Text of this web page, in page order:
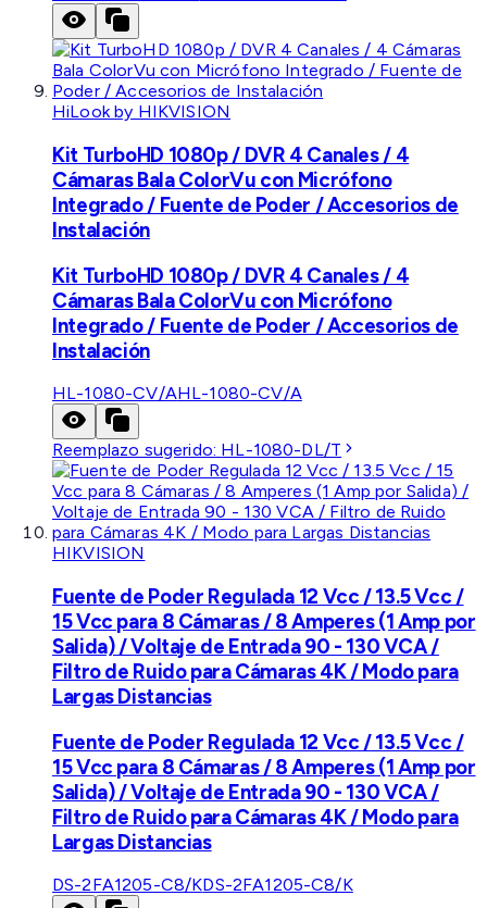
HiLook by HIKVISION
Kit TurboHD 1080p / DVR 4 Canales / 4
Cámaras Bala ColorVu con Micrófono
Integrado / Fuente de Poder / Accesorios de
Instalación
Kit TurboHD 1080p / DVR 4 Canales / 4
Cámaras Bala ColorVu con Micrófono
Integrado / Fuente de Poder / Accesorios de
Instalación
HL-1080-CV/AHL-1080-CV/A
Reemplazo sugerido: HL-1080-DL/T
HIKVISION
Fuente de Poder Regulada 12 Vcc / 13.5 Vcc /
15 Vcc para 8 Cámaras / 8 Amperes (1 Amp por
Salida) / Voltaje de Entrada 90 - 130 VCA /
Filtro de Ruido para Cámaras 4K / Modo para
Largas Distancias
Fuente de Poder Regulada 12 Vcc / 13.5 Vcc /
15 Vcc para 8 Cámaras / 8 Amperes (1 Amp por
Salida) / Voltaje de Entrada 90 - 130 VCA /
Filtro de Ruido para Cámaras 4K / Modo para
Largas Distancias
DS-2FA1205-C8/KDS-2FA1205-C8/K